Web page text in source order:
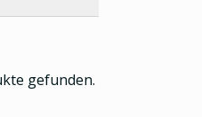
gefunden.